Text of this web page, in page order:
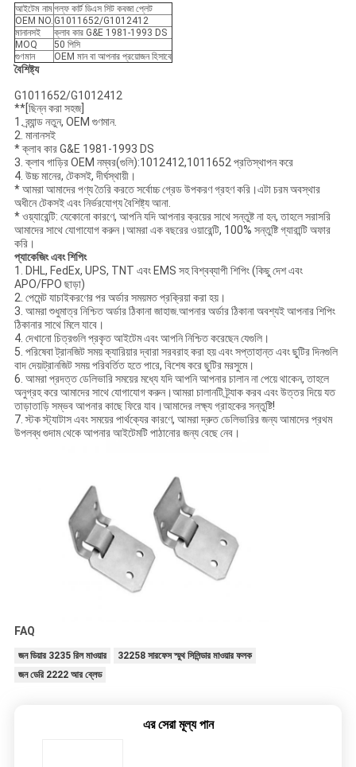
আইটেম নামগল্ফ কার্ট ডিএস সিট কবজা প্লেট
OEM NO. G1011652/G1012412
মানানসই
ক্লাব কার G&E 1981-1993 DS
MOQ
50 পিসি
গুণমান
OEM মান বা আপনার প্রয়োজন হিসাবে
বৈশিষ্ট্য
G1011652/G1012412
**[ছিন্ন করা সহজ]
1. ব্র্যান্ড নতুন, OEM গুণমান.
2. মানানসই
* ক্লাব কার G&E 1981-1993 DS
3. ক্লাব গাড়ির OEM নম্বর(গুলি):1012412,1011652 প্রতিস্থাপন করে
4. উচ্চ মানের, টেকসই, দীর্ঘস্থায়ী।
* আমরা আমাদের পণ্য তৈরি করতে সর্বোচ্চ গ্রেড উপকরণ গ্রহণ করি।এটা চরম অবস্থার
অধীনে টেকসই এবং নির্ভরযোগ্য বৈশিষ্ট্য আনা.
* ওয়্যারেন্টি: যেকোনো কারণে, আপনি যদি আপনার ক্রয়ের সাথে সন্তুষ্ট না হন, তাহলে সরাসরি
আমাদের সাথে যোগাযোগ করুন।আমরা এক বছরের ওয়ারেন্টি, 100% সন্তুষ্টি গ্যারান্টি অফার
করি।
প্যাকেজিং এবং শিপিং
1. DHL, FedEx, UPS, TNT এবং EMS সহ বিশ্বব্যাপী শিপিং (কিছু দেশ এবং
APO/FPO ছাড়া)
2. পেমেন্ট যাচাইকরণের পর অর্ডার সময়মত প্রক্রিয়া করা হয়।
3. আমরা শুধুমাত্র নিশ্চিত অর্ডার ঠিকানা জাহাজ.আপনার অর্ডার ঠিকানা অবশ্যই আপনার শিপিং
ঠিকানার সাথে মিলে যাবে।
4. দেখানো চিত্রগুলি প্রকৃত আইটেম এবং আপনি নিশ্চিত করেছেন যেগুলি।
5. পরিষেবা ট্রানজিট সময় ক্যারিয়ার দ্বারা সরবরাহ করা হয় এবং সপ্তাহান্ত এবং ছুটির দিনগুলি
বাদ দেয়৷ট্রানজিট সময় পরিবর্তিত হতে পারে, বিশেষ করে ছুটির মরসুমে।
6. আমরা প্রদত্ত ডেলিভারি সময়ের মধ্যে যদি আপনি আপনার চালান না পেয়ে থাকেন, তাহলে
অনুগ্রহ করে আমাদের সাথে যোগাযোগ করুন।আমরা চালানটি ট্র্যাক করব এবং উত্তর দিয়ে যত
তাড়াতাড়ি সম্ভব আপনার কাছে ফিরে যাব।আমাদের লক্ষ্য গ্রাহকের সন্তুষ্টি!
7. স্টক স্ট্যাটাস এবং সময়ের পার্থক্যের কারণে, আমরা দ্রুত ডেলিভারির জন্য আমাদের প্রথম
উপলব্ধ গুদাম থেকে আপনার আইটেমটি পাঠানোর জন্য বেছে নেব।
FAQ
জন ডিয়ার 3235 রিল মাওয়ার
32258 সারফেস স্মুথ সিলিন্ডার মাওয়ার ফলক
জন ডেরি 2222 আর ব্লেড
এর সেরা মূল্য পান